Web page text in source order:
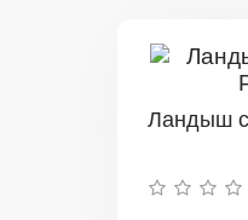
Ландыш